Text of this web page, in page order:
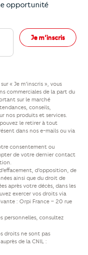
opportunité
Je m’inscris
« Je m’inscris », vous
commerciales de la part du
sur le marché
conseils,
nos produits et services.
le retirer à tout
dans nos e-mails ou via
consentement ou
de votre dernier contact
d’opposition, de
ainsi que du droit de
après votre décès, dans les
exercer vos droits via
: Orpi France – 20 rue
personnelles, consultez
droits ne sont pas
de la CNIL :